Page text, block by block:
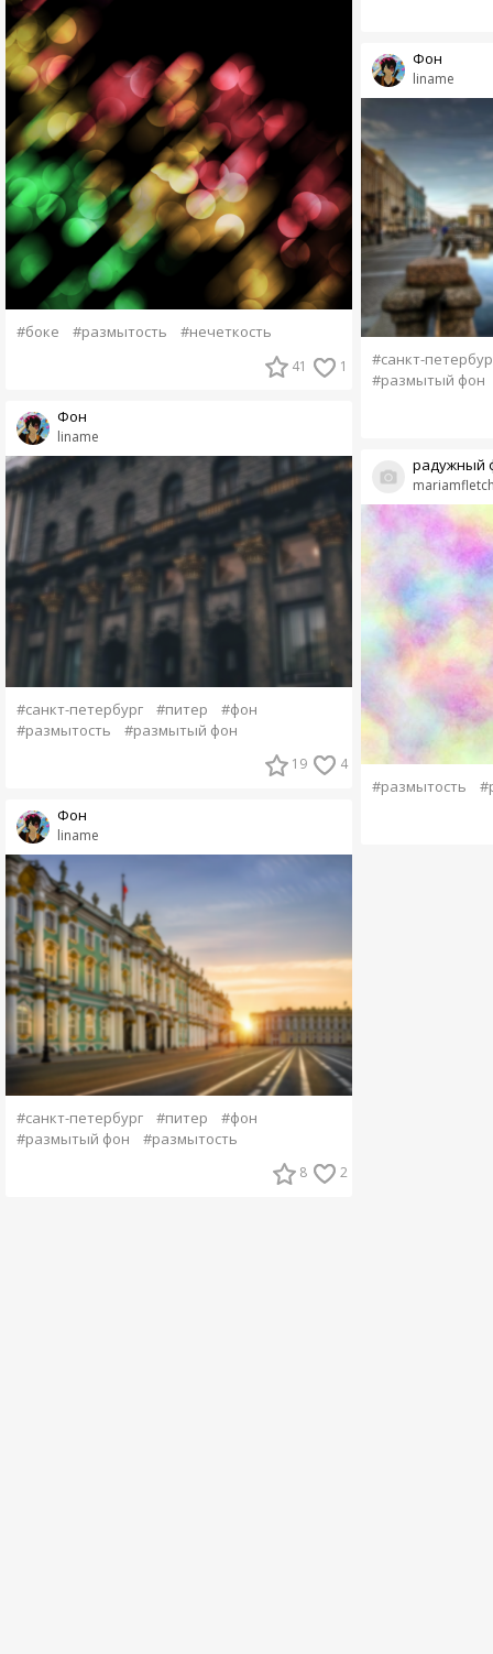
#боке #размытость #нечеткость
41 1
liname
Фон
#санкт-петербург #питер
#фон
#размытость
#размытый фон
19 4
liname
Фон
#санкт-петербург #питер
#фон
#размытый фон
#размытость
8 2
liname
Фон
#санкт-
#размытый фон
радужный
#размытость